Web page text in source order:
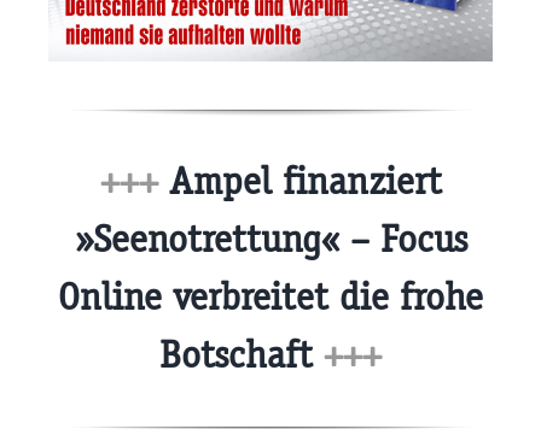
+++Ampel finanziert
»Seenotrettung« – Focus
Online verbreitet die frohe
Botschaft +++